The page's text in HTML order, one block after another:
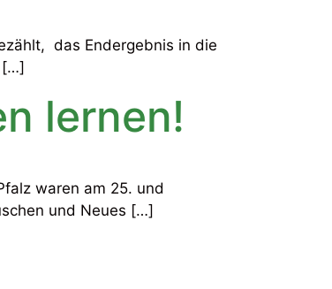
das Endergebnis in die
[…]
lernen!
waren am 25. und
und Neues […]